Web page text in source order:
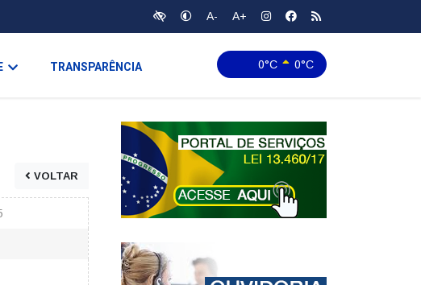
A- A+
0°C 0°C
TRANSPARÊNCIA
VOLTAR